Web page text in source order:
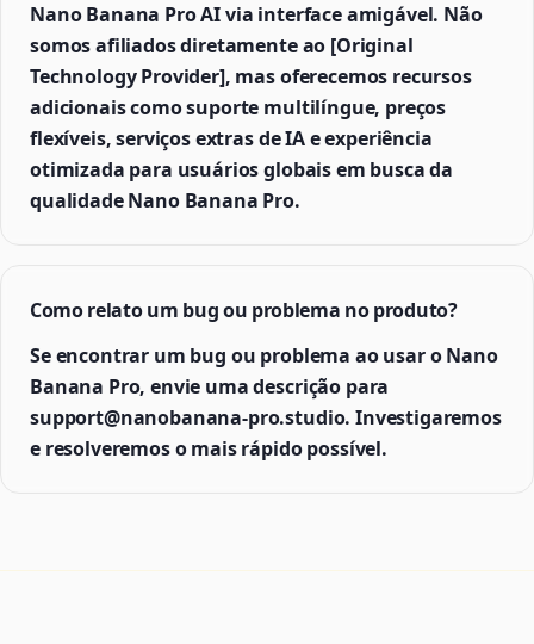
Nano Banana Pro AI via interface amigável. Não
somos afiliados diretamente ao [Original
Technology Provider], mas oferecemos recursos
adicionais como suporte multilíngue, preços
flexíveis, serviços extras de IA e experiência
otimizada para usuários globais em busca da
qualidade Nano Banana Pro.
Como relato um bug ou problema no produto?
Se encontrar um bug ou problema ao usar o Nano
Banana Pro, envie uma descrição para
support@nanobanana-pro.studio. Investigaremos
e resolveremos o mais rápido possível.